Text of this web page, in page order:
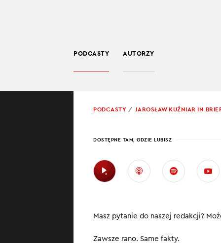
PODCASTY AUTORZY
PROWADZĄCY:
PODCASTY
JAROSŁAW KUŹNIAR IN
DOSTĘPNE TAM, GDZIE LUBISZ
Masz pytanie do naszej redakcji?
Zawsze rano. Same fakty.